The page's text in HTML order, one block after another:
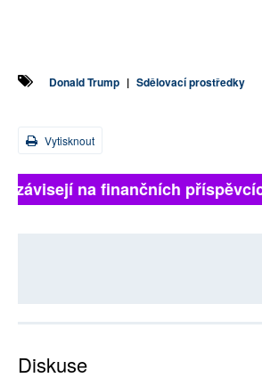
Donald Trump | Sdělovací prostředky
Vytisknout
na finančních
Diskuse